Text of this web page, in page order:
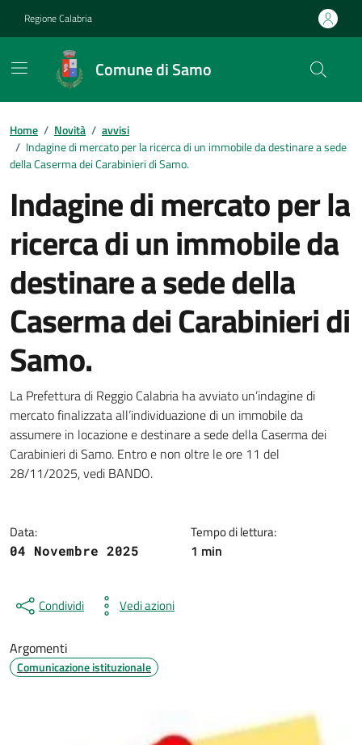
Regione Calabria
Comune di Samo
Home / Novità / avvisi
/ Indagine di mercato per la ricerca di un immobile da destinare a sede
della Caserma dei Carabinieri di Samo.
Indagine di mercato per la
ricerca di un immobile da
destinare a sede della
Caserma dei Carabinieri di
Samo.
Dettagli della notizia
La Prefettura di Reggio Calabria ha avviato un’indagine di
mercato finalizzata all’individuazione di un immobile da
assumere in locazione e destinare a sede della Caserma dei
Carabinieri di Samo. Entro e non oltre le ore 11 del
28/11/2025, vedi BANDO.
Data:
04 Novembre 2025
Tempo di lettura:
1 min
Condividi Vedi azioni
Argomenti
Comunicazione istituzionale